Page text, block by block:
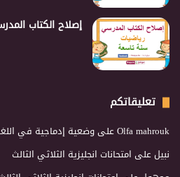
إصلاح الكتاب
تعليقاتكم
Olfa mahroukعلى وضعية إدماجية في
نبيلعلى امتحانات انجليزية الثلاثي الثالث